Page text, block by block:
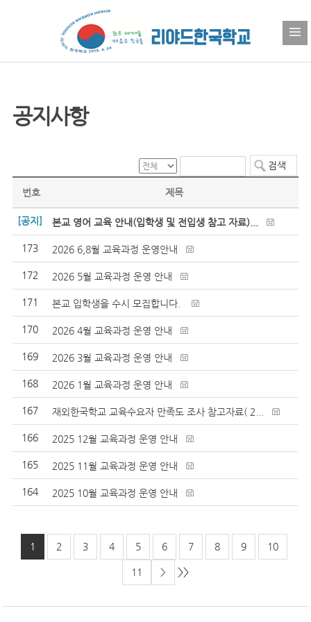
공지사항
번호 제목
[공지] 본교 영어 교육 안내(입학생 및 전입생 참고 자료)...
173 2026 6,8월 교육과정 운영안내
172 2026 5월 교육과정 운영 안내
171 본교 입학생을 수시 모집합니다.
170 2026 4월 교육과정 운영 안내
169 2026 3월 교육과정 운영 안내
168 2026 1월 교육과정 운영 안내
167 재외한국학교 교육수요자 만족도 조사 참고자료( 2...
166 2025 12월 교육과정 운영 안내
165 2025 11월 교육과정 운영 안내
164 2025 10월 교육과정 운영 안내
1 2 3 4 5 6 7 8 9 10
11 > >>